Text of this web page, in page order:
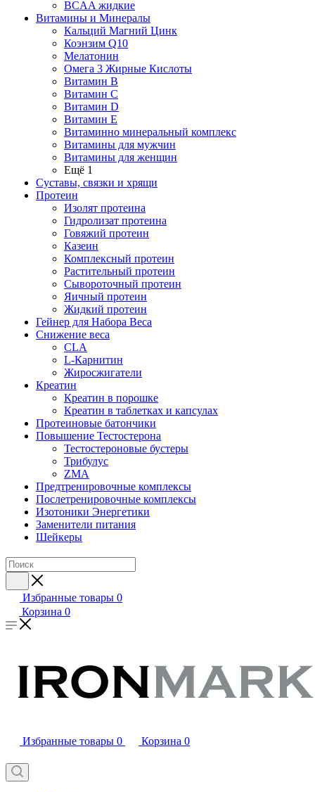
BCAA жидкие
Витамины и Минералы
Кальций Магний Цинк
Коэнзим Q10
Мелатонин
Омега 3 Жирные Кислоты
Витамин B
Витамин C
Витамин D
Витамин E
Витаминно минеральный комплекс
Витамины для мужчин
Витамины для женщин
Ещё 1
Суставы, связки и хрящи
Протеин
Изолят протеина
Гидролизат протеина
Говяжий протеин
Казеин
Комплексный протеин
Растительный протеин
Сывороточный протеин
Яичный протеин
Жидкий протеин
Гейнер для Набора Веса
Снижение веса
CLA
L-Карнитин
Жиросжигатели
Креатин
Креатин в порошке
Креатин в таблетках и капсулах
Протеиновые батончики
Повышение Тестостерона
Тестостероновые бустеры
Трибулус
ZMA
Предтренировочные комплексы
Послетренировочные комплексы
Изотоники Энергетики
Заменители питания
Шейкеры
Избранные товары 0
Корзина 0
Избранные товары 0 Корзина 0